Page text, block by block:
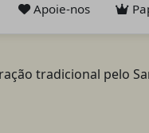
Apoie-nos
tradicional pelo